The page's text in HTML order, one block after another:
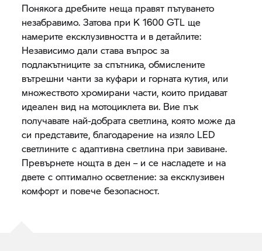
Понякога дребните неща правят пътуването
незабравимо. Затова при K 1600 GTL ще
намерите ексклузивността и в детайлите:
Независимо дали става въпрос за
подлакътниците за спътника, обмислените
вътрешни чанти за куфари и горната кутия, или
множеството хромирани части, които придават
идеален вид на мотоциклета ви. Вие пък
получавате най-добрата светлина, която може да
си представите, благодарение на изяло LED
светлините с адаптивна светлина при завиване.
Превърнете нощта в ден – и се насладете и на
двете с оптимално осветление: за ексклузивен
комфорт и повече безопасност.